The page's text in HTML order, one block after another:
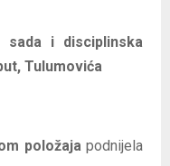
sada i disciplinska
Tulumovića
položaja podnijela